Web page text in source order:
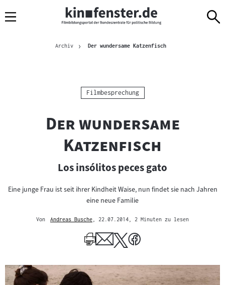
Navigation
zum
zur
Brotkrümelnavigation
Archiv Der wundersame KatzenfischAktuelle Seite
Kategorie:
Filmbesprechung
"
Der wundersame
Katzenfisch
Los insólitos peces gato
Eine junge Frau ist seit ihrer Kindheit Waise, nun findet sie nach Jahren
eine neue Familie
Von
Andreas Busche
Author
, 22.07.2014 , 2 Minuten zu lesen